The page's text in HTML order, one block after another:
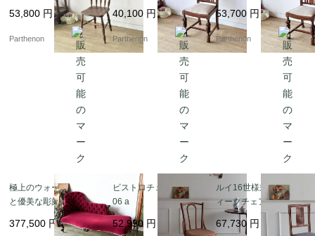
クラシカルな椅子。美
しい旋盤加工のスポン
ドルが映える木製キッ
チンチェア【c313-1】
53,800 円
Parthenon
内。バルボスレッグが
映えるオーク材ダイニ
ングチェア【ds57-2】
40,100 円
Parthenon
美なバルボスレッグが
目を引くオーク材ダイ
ニングチェア【ds57-
1】
53,700 円
Parthenon
極上のウォールナット
と優美な彫刻の芸術。1
9世紀末の風格を纏うア
ンティーク・シェーズ
377,500 円
ビストロチェア Fc-30
06 a
52,950 円
ルイ16世様式 アンテ
ィークチェア Fc-308
67,730 円